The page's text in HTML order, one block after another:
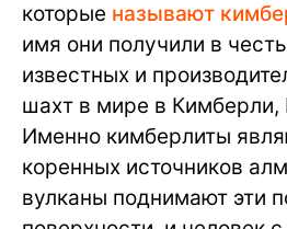
которые называют
имя они получили в
известных и
шахт в мире в
Именно кимберлиты
коренных источников
вулканы поднимают эти